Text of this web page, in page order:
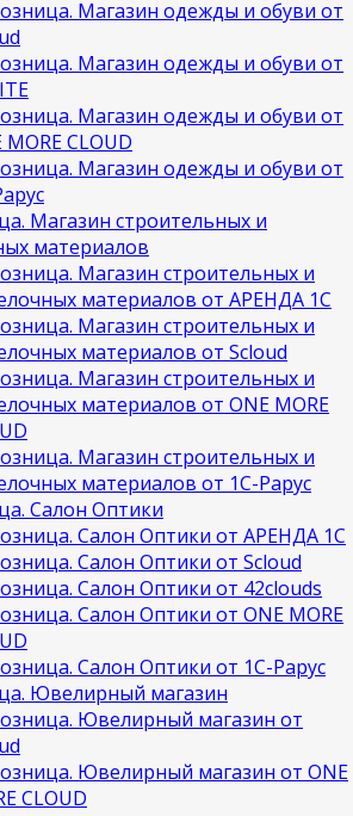
Магазин одежды и обуви от
Магазин одежды и обуви от
Магазин одежды и обуви от
MORE CLOUD
Магазин одежды и обуви от
Магазин строительных и
материалов
Магазин строительных и
материалов от АРЕНДА 1С
Магазин строительных и
материалов от Scloud
Магазин строительных и
материалов от ONE MORE
Магазин строительных и
материалов от 1С-Рарус
Салон Оптики
Салон Оптики от АРЕНДА 1С
Салон Оптики от Scloud
Салон Оптики от 42clouds
Салон Оптики от ONE MORE
Салон Оптики от 1С-Рарус
Ювелирный магазин
Ювелирный магазин от
Ювелирный магазин от ONE
CLOUD